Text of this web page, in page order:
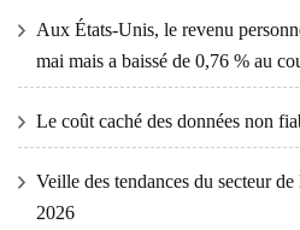
Aux États-Unis, le revenu
mai mais a baissé de 0,76 % au
Le coût caché des données non
Veille des tendances du secteur
2026